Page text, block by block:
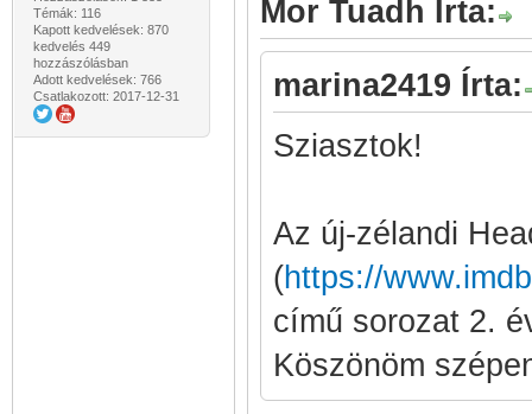
Témák: 116
Kapott kedvelések: 870
kedvelés 449
hozzászólásban
Adott kedvelések: 766
Csatlakozott: 2017-12-31
Mor Tuadh Írta:
marina2419 Írta:
Sziasztok!
Az új-zélandi
(https://
című sorozat 2.
Köszönöm